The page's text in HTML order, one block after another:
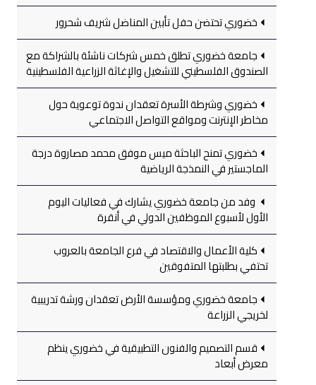
خضوري تحتضن حفل تأبين المناضل شريف شحرور
جامعة خضوري تطلق خمس شركات ناشئة بالشراكة مع
الصندوق الفلسطيني للتشغيل والإغاثة الزراعية الفلسطينية
خضوري وشرطة الأسرة تعقدان ندوة توعوية حول
مخاطر الإنترنت ومواقع التواصل الاجتماعي
خضوري تمنح الباحثة ميس موفق محمد مصاروة درجة
الماجستير في النمذجة الرياضية
وفد من جامعة خضوري يشارك في فعاليات اليوم
الأول لأسبوع الموظفين الدولي في أنقرة
كلية الأعمال والاقتصاد في فرع الجامعة بالعروب
تحتفي بطلبتها المتفوقين
جامعة خضوري ومؤسسة الأرض تعقدان ورشة تدريبية
لخريجي الزراعة
قسم التصميم والفنون التطبيقية في خضوري ينظم
معرض أبعاد